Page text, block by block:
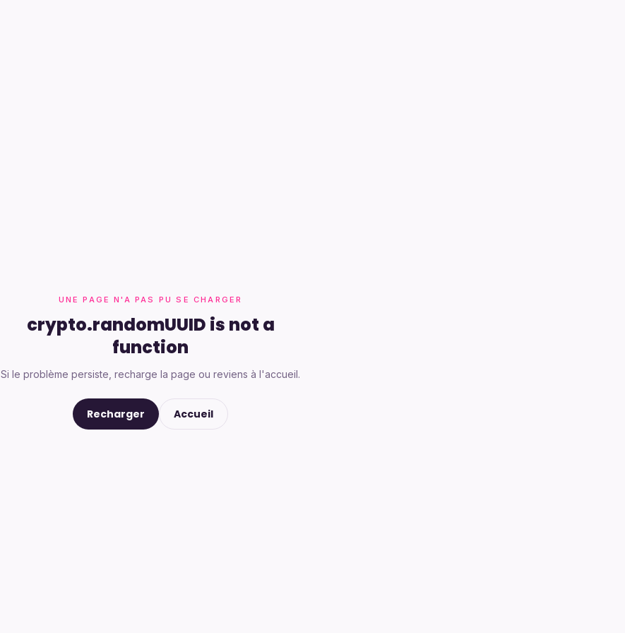
UNE PAGE N'A PAS PU SE CHARGER
crypto.randomUUID is not a
function
Si le problème persiste, recharge la page ou reviens à l'accueil.
Recharger Accueil